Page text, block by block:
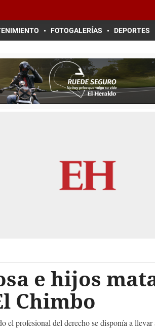
FOTOGALERÍAS DEPORTES
e hijos
Chimbo
profesional del derecho se disponía a llevar